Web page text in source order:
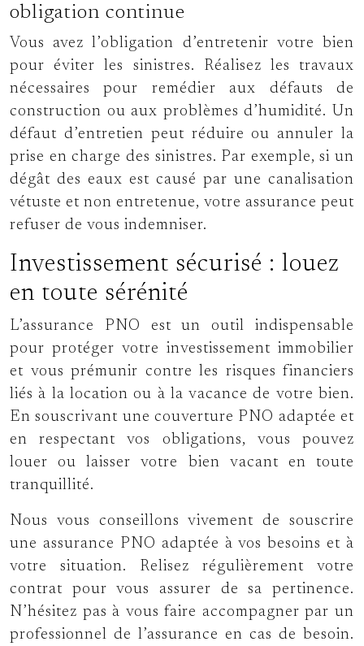
obligation continue
Vous avez l’obligation d’entretenir votre bien
pour éviter les sinistres. Réalisez les travaux
nécessaires pour remédier aux défauts de
construction ou aux problèmes d’humidité. Un
défaut d’entretien peut réduire ou annuler la
prise en charge des sinistres. Par exemple, si un
dégât des eaux est causé par une canalisation
vétuste et non entretenue, votre assurance peut
refuser de vous indemniser.
Investissement sécurisé : louez
en toute sérénité
L’assurance PNO est un outil indispensable
pour protéger votre investissement immobilier
et vous prémunir contre les risques financiers
liés à la location ou à la vacance de votre bien.
En souscrivant une couverture PNO adaptée et
en respectant vos obligations, vous pouvez
louer ou laisser votre bien vacant en toute
tranquillité.
Nous vous conseillons vivement de souscrire
une assurance PNO adaptée à vos besoins et à
votre situation. Relisez régulièrement votre
contrat pour vous assurer de sa pertinence.
N’hésitez pas à vous faire accompagner par un
professionnel de l’assurance en cas de besoin.